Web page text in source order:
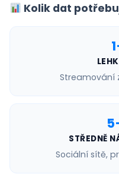
Kolik dat
Streamování
STŘEDNĚ
Sociální sítě,